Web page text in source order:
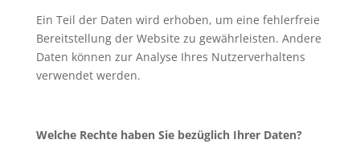
Ein Teil der Daten wird erhoben, um eine fehlerfreie
Bereitstellung der Website zu gewährleisten. Andere
Daten können zur Analyse Ihres Nutzerverhaltens
verwendet werden.
Welche Rechte haben Sie bezüglich Ihrer Daten?